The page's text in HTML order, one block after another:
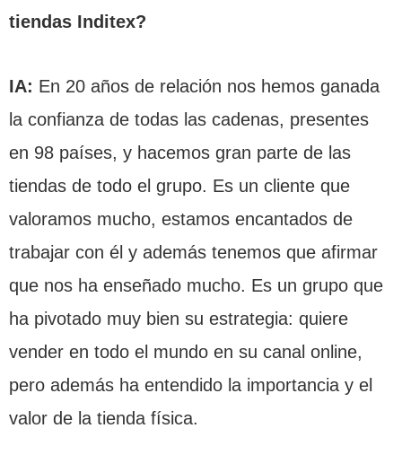
tiendas Inditex?
IA: En 20 años de relación nos hemos ganada
la confianza de todas las cadenas, presentes
en 98 países, y hacemos gran parte de las
tiendas de todo el grupo. Es un cliente que
valoramos mucho, estamos encantados de
trabajar con él y además tenemos que afirmar
que nos ha enseñado mucho. Es un grupo que
ha pivotado muy bien su estrategia: quiere
vender en todo el mundo en su canal online,
pero además ha entendido la importancia y el
valor de la tienda física.